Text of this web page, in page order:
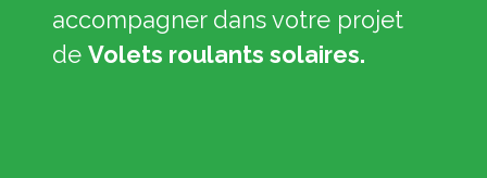
accompagner dans votre projet
de Volets roulants solaires.